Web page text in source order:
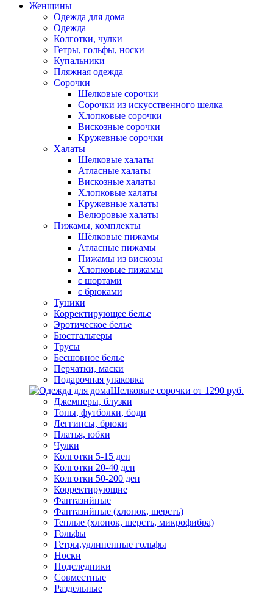
Женщины
Одежда для дома
Одежда
Колготки, чулки
Гетры, гольфы, носки
Купальники
Пляжная одежда
Сорочки
Шелковые сорочки
Сорочки из искусственного шелка
Хлопковые сорочки
Вискозные сорочки
Кружевные сорочки
Халаты
Шелковые халаты
Атласные халаты
Вискозные халаты
Хлопковые халаты
Кружевные халаты
Велюровые халаты
Пижамы, комплекты
Шёлковые пижамы
Атласные пижамы
Пижамы из вискозы
Хлопковые пижамы
с шортами
с брюками
Туники
Корректирующее белье
Эротическое белье
Бюстгальтеры
Трусы
Бесшовное белье
Перчатки, маски
Подарочная упаковка
Шелковые сорочки от 1290 руб.
Джемперы, блузки
Топы, футболки, боди
Леггинсы, брюки
Платья, юбки
Чулки
Колготки 5-15 ден
Колготки 20-40 ден
Колготки 50-200 ден
Корректирующие
Фантазийные
Фантазийные (хлопок, шерсть)
Теплые (хлопок, шерсть, микрофибра)
Гольфы
Гетры,удлиненные гольфы
Носки
Подследники
Совместные
Раздельные